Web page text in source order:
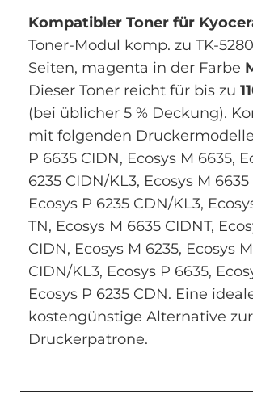
Kompatibler Toner für
Toner-Modul komp. zu TK-
Seiten, magenta in der Farbe
Dieser Toner reicht für bis zu
(bei üblicher 5 % Deckung).
mit folgenden
P 6635 CIDN, Ecosys M 6635,
6235 CIDN/KL3, Ecosys M 6635
Ecosys P 6235 CDN/KL3,
TN, Ecosys M 6635 CIDNT,
CIDN, Ecosys M 6235, Ecosys
CIDN/KL3, Ecosys P 6635,
Ecosys P 6235 CDN. Eine
kostengünstige Alternative
Druckerpatrone.